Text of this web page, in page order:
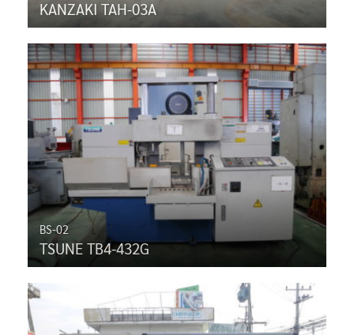
KANZAKI TAH-03A
BS-02
TSUNE TB4-432G